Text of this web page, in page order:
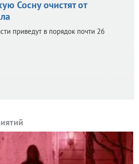
Сосну очистят от
приведут в порядок почти 26